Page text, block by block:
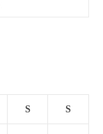
S S